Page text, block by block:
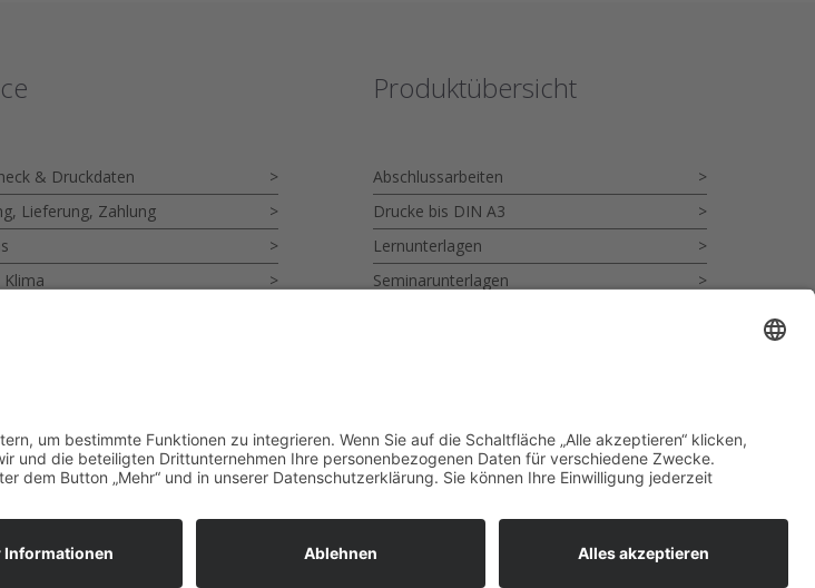
Produktübersicht
Abschlussarbeiten
Drucke bis DIN A3
Lernunterlagen
Seminarunterlagen
Briefpapier
Broschüren
Flyer und Falzflyer
Faltblätter
Alles auf einen Blick
& Druckdaten
Lieferung, Zahlung